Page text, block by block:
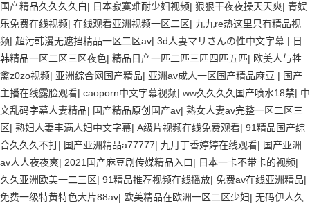
国产精品久久久久白| 日本寂寞难耐少妇视频| 狠狠干夜夜操天天爽| 青娱
乐免费在线视频| 在线观看亚洲视频一区二区| 九九re热这里只有精品视
频| 超污韩漫无遮挡精品一区二区av| 3d人妻マリさんの性中文字幕 | 日
韩精品一区二区三区夜色| 精品日产一匹二匹三匹四匹五匹| 欧美人与牲
禽z0zo视频| 亚洲综合网国产精品| 亚洲av成人一区国产精品麻豆 | 国产
主播在线露脸观看| caoporn中文字幕视频| ww久久久久国产喷水18禁| 中
文乱码字幕人妻精品| 国产精品原创国产av| 熟女人妻av完整一区二区三
区| 熟妇人妻丰满人妇中文字幕| A级片视频在线免费观看| 91精品国产综
合久久久不打| 国产亚洲精品a77777| 九月丁香婷婷在线观看| 国产亚洲
av人人夜夜爽| 2021国产麻豆剧传媒精品入口| 日本一卡不带卡的视频|
久久亚洲欧美一二三区| 91精品推荐视频在线播放| 免费av在线亚洲精品|
免费一级特黄特色大片88av| 欧美精品在欧洲一区二区少妇| 无码伊人久